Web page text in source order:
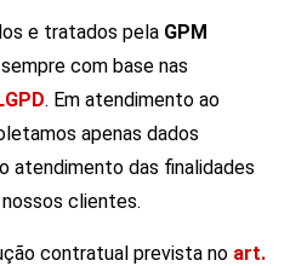
e tratados pela GPM
com base nas
. Em atendimento ao
apenas dados
atendimento das finalidades
clientes.
contratual prevista no art.